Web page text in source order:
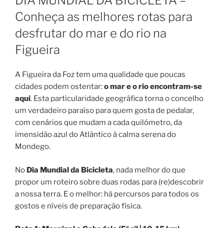
Conheça as melhores rotas para
desfrutar do mar e do rio na
Figueira
A Figueira da Foz tem uma qualidade que poucas
cidades podem ostentar:o mar e o rio encontram-se
aqui. Esta particularidade geográfica torna o concelho
um verdadeiro paraíso para quem gosta de pedalar,
com cenários que mudam a cada quilómetro, da
imensidão azul do Atlântico à calma serena do
Mondego.
No Dia Mundial da Bicicleta, nada melhor do que
propor um roteiro sobre duas rodas para (re)descobrir
a nossa terra. E o melhor: há percursos para todos os
gostos e níveis de preparação física.